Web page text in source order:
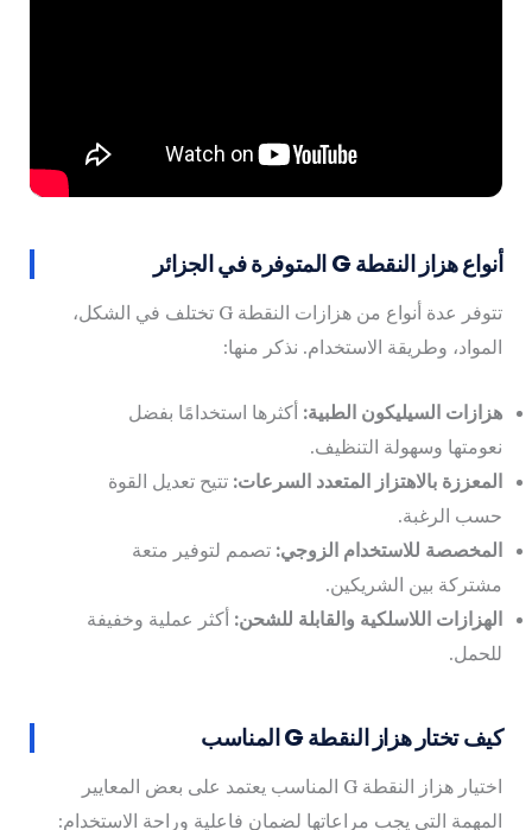
أنواع هزاز النقطة G المتوفرة في الجزائر
تتوفر عدة أنواع من هزازات النقطة G تختلف في الشكل،
المواد، وطريقة الاستخدام. نذكر منها:
هزازات السيليكون الطبية: أكثرها استخدامًا بفضل
نعومتها وسهولة التنظيف.
المعززة بالاهتزاز المتعدد السرعات: تتيح تعديل القوة
حسب الرغبة.
المخصصة للاستخدام الزوجي: تصمم لتوفير متعة
مشتركة بين الشريكين.
الهزازات اللاسلكية والقابلة للشحن: أكثر عملية وخفيفة
للحمل.
كيف تختار هزاز النقطة G المناسب
اختيار هزاز النقطة G المناسب يعتمد على بعض المعايير
المهمة التي يجب مراعاتها لضمان فاعلية وراحة الاستخدام: